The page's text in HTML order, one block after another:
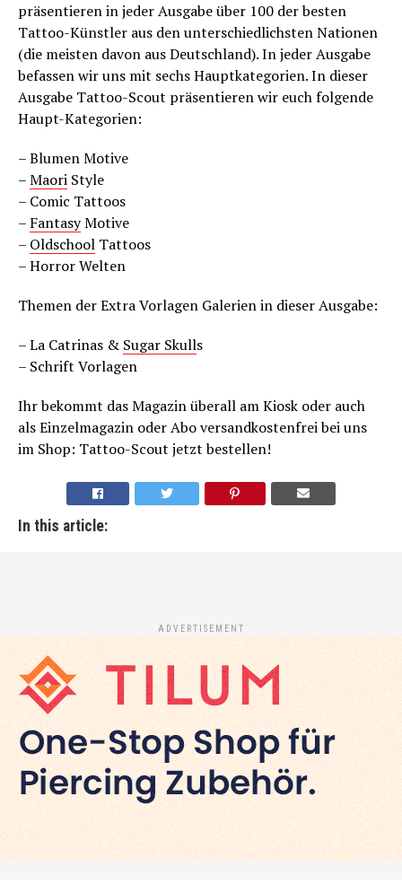
präsentieren in jeder Ausgabe über 100 der besten
Tattoo-Künstler aus den unterschiedlichsten Nationen
(die meisten davon aus Deutschland). In jeder Ausgabe
befassen wir uns mit sechs Hauptkategorien. In dieser
Ausgabe Tattoo-Scout präsentieren wir euch folgende
Haupt-Kategorien:
– Blumen Motive
–Maori Style
– Comic Tattoos
– FantasyMotive
– Oldschool Tattoos
– Horror Welten
Themen der Extra Vorlagen Galerien in dieser Ausgabe:
– La Catrinas & Sugar Skulls
– Schrift Vorlagen
Ihr bekommt das Magazin überall am Kiosk oder auch
als Einzelmagazin oder Abo versandkostenfrei bei uns
im Shop: Tattoo-Scout jetzt bestellen!
In this article:
ADVERTISEMENT